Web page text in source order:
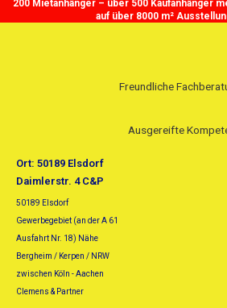
Zum
Inhalt
200 Mietanhänger – über 500 Kaufanhänger
auf über 8000 m²
Freundliche
Ausgereifte
Ort: 50189 Elsdorf
Daimlerstr. 4 C&P
50189 Elsdorf
Gewerbegebiet (an der A 61
Ausfahrt Nr. 18) Nähe
Bergheim / Kerpen / NRW
zwischen Köln - Aachen
Clemens & Partner
Suchen
nach: